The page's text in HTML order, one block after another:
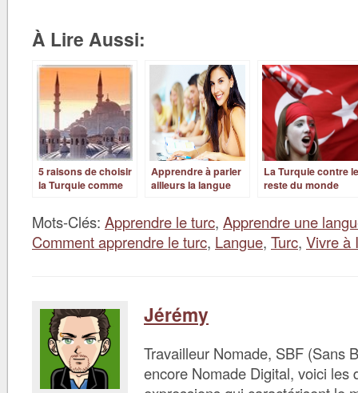
À Lire Aussi:
5 raisons de choisir
la Turquie comme
Apprendre à parler
ailleurs la langue
La Turquie contre le
reste du monde
Mots-Clés: Apprendre le turc, Apprendre une
Comment apprendre le turc, Langue, Turc, Vivre à
Jérémy
Travailleur Nomade, SBF (Sans
encore Nomade Digital, voici les